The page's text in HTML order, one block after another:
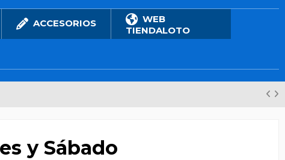
ACCESORIOS
WEB
TIENDALOTO
y Sábado